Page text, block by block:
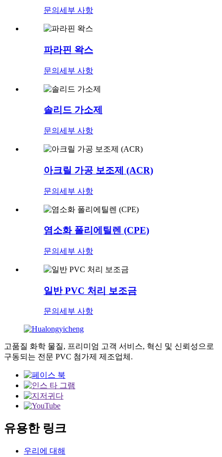
문의 세부 사항
파라핀 왁스
문의 세부 사항
솔리드 가소제
문의 세부 사항
아크릴 가공 보조제 (ACR)
문의 세부 사항
염소화 폴리에틸렌 (CPE)
문의 세부 사항
일반 PVC 처리 보조금
문의 세부 사항
고품질 화학 물질, 프리미엄 고객 서비스, 혁신 및 신뢰성으로
구동되는 전문 PVC 첨가제 제조업체.
유용한 링크
우리에 대해